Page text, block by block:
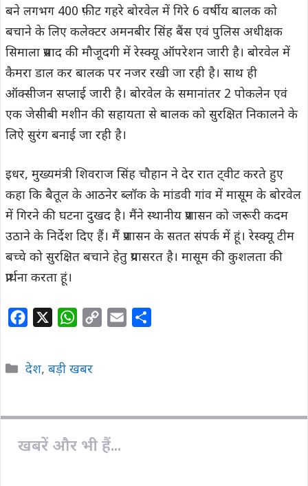
बने लगभग 400 फ़ीट गहरे बोरवेल में गिरे 6 वर्षीय बालक को
बचाने के लिए कलेक्टर अमनबीर सिंह बैंस एवं पुलिस अधीक्षक
सिमाला प्रसाद की मौजूदगी में रेस्क्यू ऑपरेशन जारी है। बोरवेल में
कैमरा डाल कर बालक पर नजर रखी जा रही है। साथ ही
ऑक्सीजन सप्लाई जारी है। बोरवेल के समानांतर 2 पोकलेन एवं
एक जेसीबी मशीन की सहायता से बालक को सुरक्षित निकालने के
लिऐ सुरंग बनाई जा रही है।
इधर, मुख्यमंत्री शिवराज सिंह चौहान ने देर रात ट्वीट करते हुए
कहा कि बैतूल के आठनेर ब्लॉक के मांडवी गांव में मासूम के बोरवेल
में गिरने की घटना दुखद है। मैंने स्थानीय प्रशासन को जरूरी कदम
उठाने के निर्देश दिए हैं। मैं प्रशासन के सतत संपर्क में हूं। रेस्क्यू टीम
बच्चे को सुरक्षित बचाने हेतु प्रयासरत है। मासूम की कुशलता की
प्रार्थना करता हूं।
e
o
k
W
t
A
i
k
Categories
देश, बड़ी खबर
खबरें और भी हैं...